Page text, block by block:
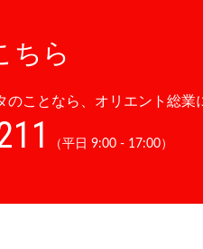
ちら
ことなら、オリエント総業
（平日 9:00 - 17:00）